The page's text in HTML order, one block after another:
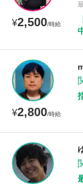
¥2,500/時給
¥2,800/時給